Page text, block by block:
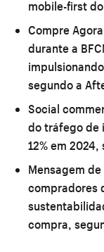
mobile-first
Compre
durante a
segundo a
Social
do tráfego de
12% em
Mensagem
compradores
compra,